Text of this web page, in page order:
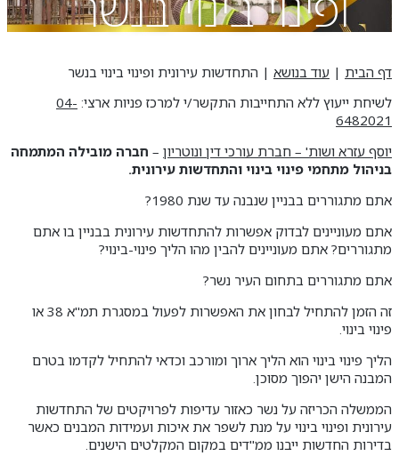
דף הבית| עוד בנושא| התחדשות עירונית ופינוי בינוי בנשר
לשיחת ייעוץ ללא התחייבות התקשר/י למרכז פניות ארצי:04-
6482021
יוסף עזרא ושות' – חברת עורכי דין ונוטריון–חברה מובילה המתמחה
בניהול מתחמי פינוי בינוי והתחדשות עירונית.
אתם מתגוררים בבניין שנבנה עד שנת 1980?
אתם מעוניינים לבדוק אפשרות להתחדשות עירונית בבניין בו אתם
מתגוררים? אתם מעוניינים להבין מהו הליך פינוי-בינוי?
אתם מתגוררים בתחום העיר נשר?
זה הזמן להתחיל לבחון את האפשרות לפעול במסגרת תמ"א 38 או
פינוי בינוי.
הליך פינוי בינוי הוא הליך ארוך ומורכב וכדאי להתחיל לקדמו בטרם
המבנה הישן יהפוך מסוכן.
הממשלה הכריזה על נשר כאזור עדיפות לפרויקטים של התחדשות
עירונית ופינוי בינוי על מנת לשפר את איכות ועמידות המבנים כאשר
בדירות החדשות ייבנו ממ"דים במקום המקלטים הישנים.